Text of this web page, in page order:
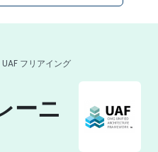
UAF フリアイング
ーニ